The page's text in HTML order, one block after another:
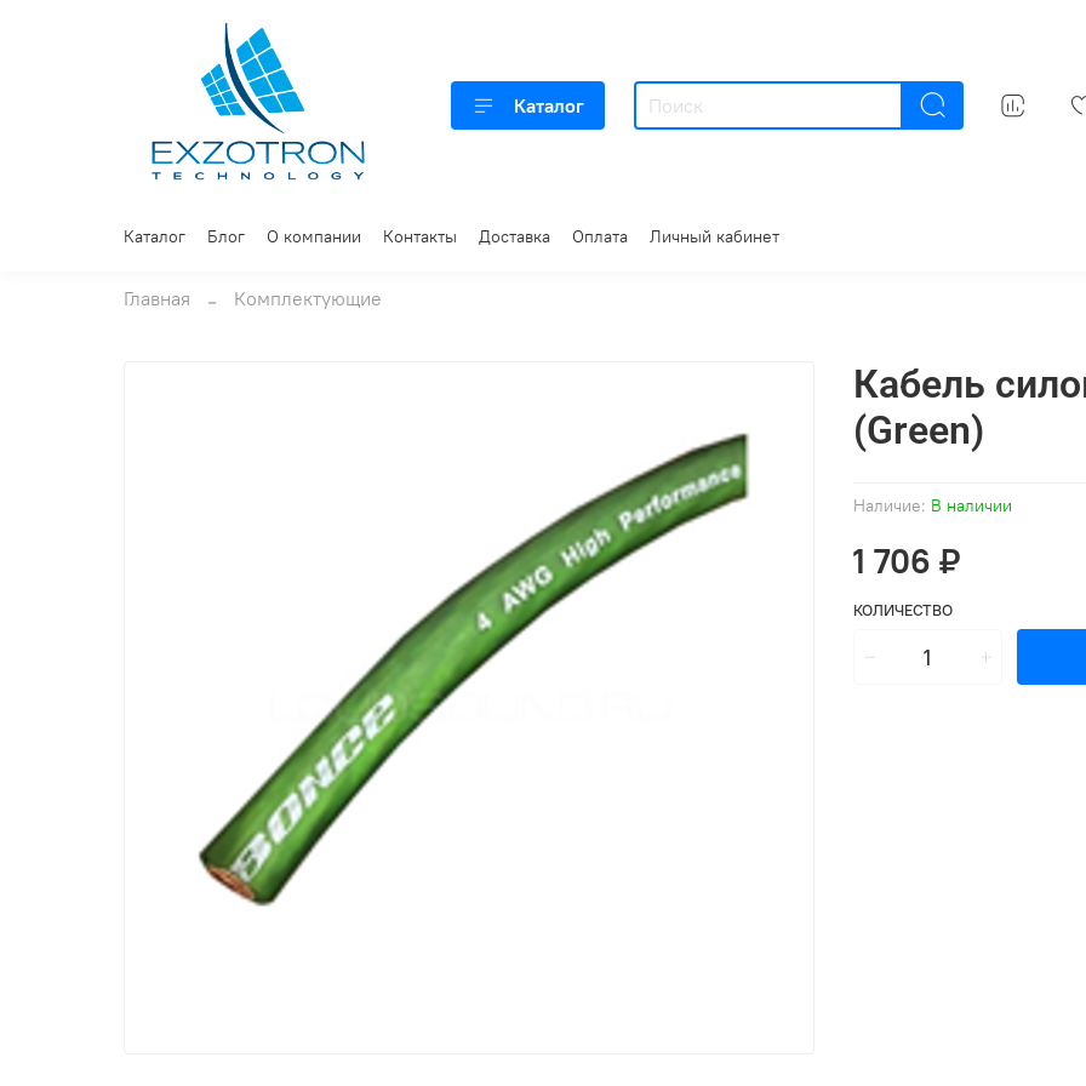
Каталог
Каталог Блог О компании Контакты Доставка Оплата Личный кабинет
Главная Комплектующие
Наличие: В наличии
Кабель
(Green)
1 706 ₽
КОЛИЧЕСТВО